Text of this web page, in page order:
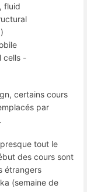
fluid
cells -
certains cours
par
tout le
des cours sont
étrangers
(semaine de